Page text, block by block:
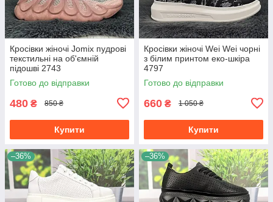
Кросівки жіночі Jomix пудрові
текстильні на об'ємній
підошві 2743
Готово до відправки
480 ₴ 850 ₴
Купити
Кросівки жіночі Wei Wei чорні
з білим принтом еко-шкіра
4797
Готово до відправки
660 ₴ 1 050 ₴
Купити
–36% –36%